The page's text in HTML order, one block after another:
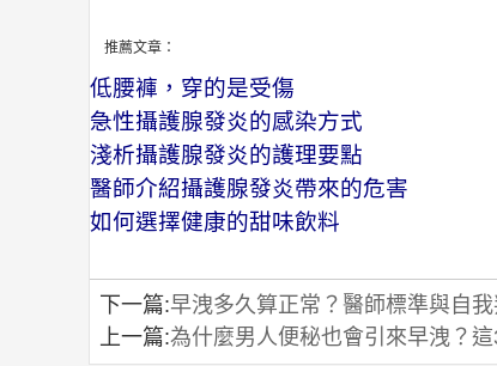
推薦文章：
低腰褲，穿的是受傷
急性攝護腺發炎的感染方式
淺析攝護腺發炎的護理要點
醫師介紹攝護腺發炎帶來的危害
如何選擇健康的甜味飲料
下一篇:早洩多久算正常？醫師標準與自
上一篇:為什麼男人便秘也會引來早洩？